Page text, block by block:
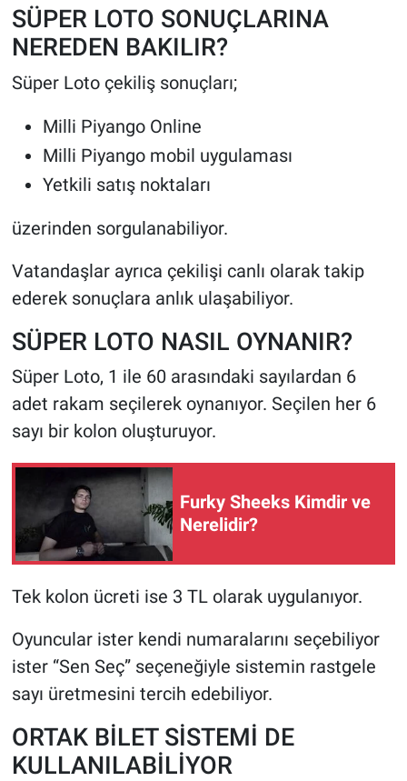
SÜPER LOTO SONUÇLARINA
NEREDEN BAKILIR?
Süper Loto çekiliş sonuçları;
Milli Piyango Online
Milli Piyango mobil uygulaması
Yetkili satış noktaları
üzerinden sorgulanabiliyor.
Vatandaşlar ayrıca çekilişi canlı olarak takip
ederek sonuçlara anlık ulaşabiliyor.
SÜPER LOTO NASIL OYNANIR?
Süper Loto, 1 ile 60 arasındaki sayılardan 6
adet rakam seçilerek oynanıyor. Seçilen her 6
sayı bir kolon oluşturuyor.
Furky Sheeks Kimdir ve
Nerelidir?
Tek kolon ücreti ise 3 TL olarak uygulanıyor.
Oyuncular ister kendi numaralarını seçebiliyor
ister “Sen Seç” seçeneğiyle sistemin rastgele
sayı üretmesini tercih edebiliyor.
ORTAK BİLET SİSTEMİ DE
KULLANILABİLİYOR